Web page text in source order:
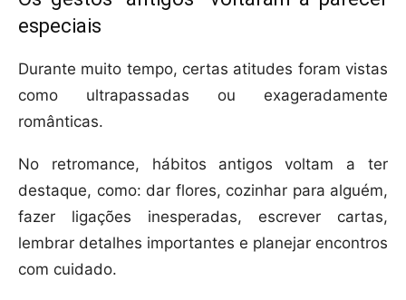
especiais
Durante muito tempo, certas atitudes foram vistas
como ultrapassadas ou exageradamente
românticas.
No retromance, hábitos antigos voltam a ter
destaque, como: dar flores, cozinhar para alguém,
fazer ligações inesperadas, escrever cartas,
lembrar detalhes importantes e planejar encontros
com cuidado.